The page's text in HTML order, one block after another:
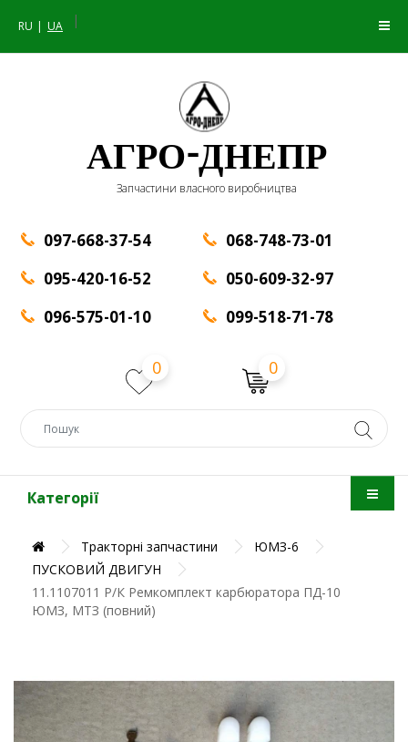
RU UA |
АГРО-ДНЕПР
Запчастини власного виробництва
097-668-37-54
095-420-16-52
096-575-01-10
068-748-73-01
050-609-32-97
099-518-71-78
0 0
Категорії
Тракторні запчастини
ЮМЗ-6
ПУСКОВИЙ ДВИГУН
11.1107011 Р/К Ремкомплект карбюратора ПД-10
ЮМЗ, МТЗ (повний)